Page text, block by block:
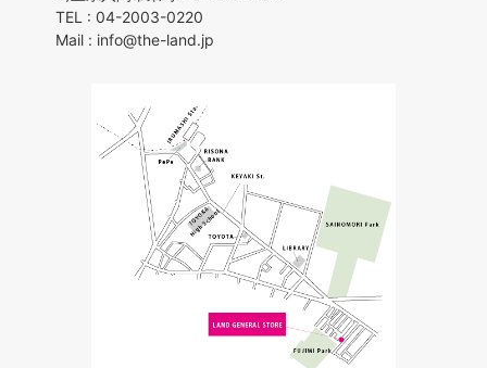
TEL : 04-2003-0220
Mail : info@the-land.jp